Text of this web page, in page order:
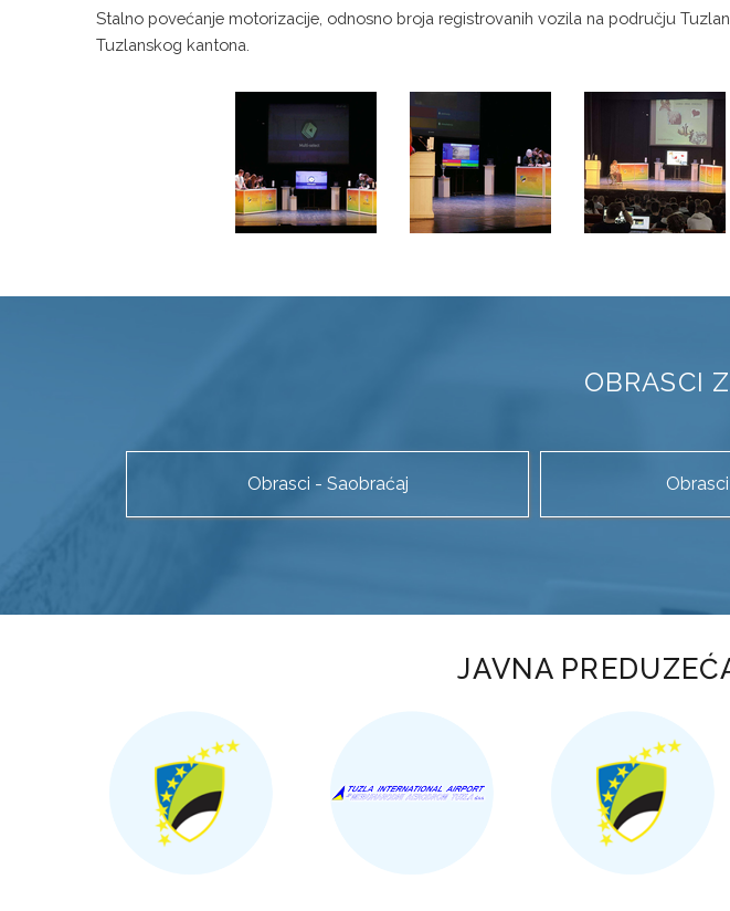
Stalno povećanje motorizacije, odnosno broja registrovanih vozila na području
Tuzlanskog kantona.
OBRASCI
Obrasci - Saobraćaj
JAVNA